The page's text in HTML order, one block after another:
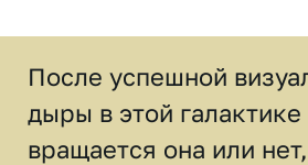
После успешной
дыры в этой
вращается она или